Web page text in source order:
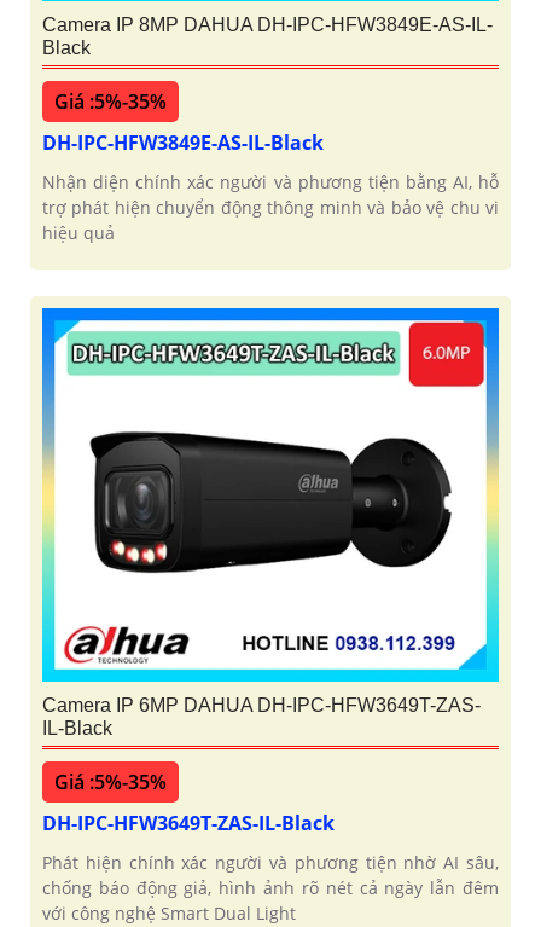
Camera IP 8MP DAHUA DH-IPC-HFW3849E-AS-IL-
Black
Giá :5%-35%
DH-IPC-HFW3849E-AS-IL-Black
Nhận diện chính xác người và phương tiện bằng AI, hỗ
trợ phát hiện chuyển động thông minh và bảo vệ chu vi
hiệu quả
Camera IP 6MP DAHUA DH-IPC-HFW3649T-ZAS-
IL-Black
Giá :5%-35%
DH-IPC-HFW3649T-ZAS-IL-Black
Phát hiện chính xác người và phương tiện nhờ AI sâu,
chống báo động giả, hình ảnh rõ nét cả ngày lẫn đêm
với công nghệ Smart Dual Light